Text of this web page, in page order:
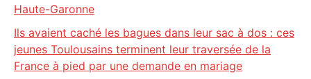
Haute-Garonne
Ils avaient caché les bagues dans leur sac à dos : ces
jeunes Toulousains terminent leur traversée de la
France à pied par une demande en mariage